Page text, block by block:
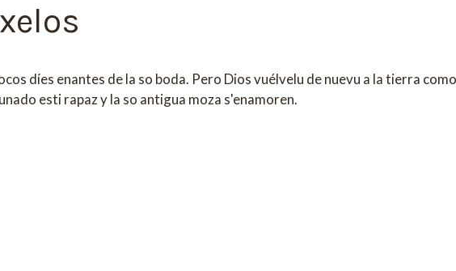
díes enantes de la so boda. Pero Dios vuélvelu de nuevu a la tierra
esti rapaz y la so antigua moza s'enamoren.